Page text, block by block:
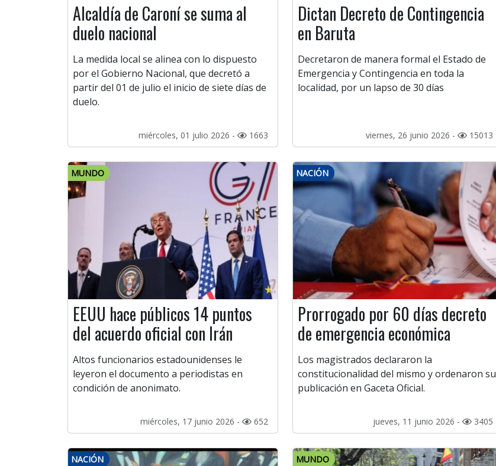
Alcaldía de Caroní se suma al
duelo nacional
La medida local se alinea con lo dispuesto
por el Gobierno Nacional, que decretó a
partir del 01 de julio el inicio de siete días de
duelo.
miércoles, 01 julio 2026 - 1663
Dictan Decreto de Contingencia
en Baruta
Decretaron de manera formal el Estado de
Emergencia y Contingencia en toda la
localidad, por un lapso de 30 días
viernes, 26 junio 2026 - 15013
MUNDO
EEUU hace públicos 14 puntos
del acuerdo oficial con Irán
Altos funcionarios estadounidenses le
leyeron el documento a periodistas en
condición de anonimato.
miércoles, 17 junio 2026 - 652
NACIÓN
Prorrogado por 60 días decreto
de emergencia económica
Los magistrados declararon la
constitucionalidad del mismo y ordenaron su
publicación en Gaceta Oficial.
jueves, 11 junio 2026 - 3405
NACIÓN MUNDO